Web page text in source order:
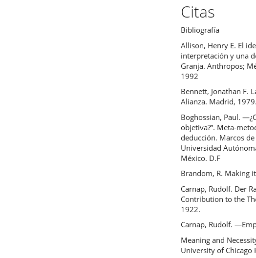
Citas
Bibliografía
Allison, Henry E. El
interpretación y una
Granja. Anthropos;
1992
Bennett, Jonathan F.
Alianza. Madrid, 1979.
Boghossian, Paul.
objetiva?”. Meta-
deducción. Marcos
Universidad
México. D.F
Brandom, R. Making
Carnap, Rudolf. Der
Contribution to the
1922.
Carnap, Rudolf.
Meaning and
University of Chicago